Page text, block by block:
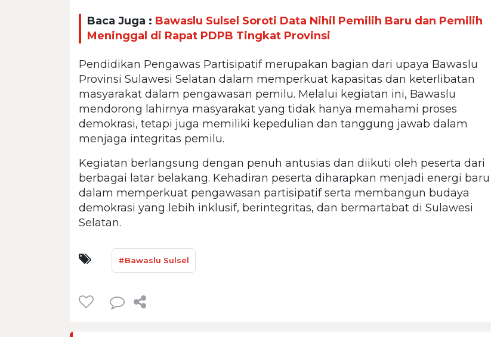
Baca Juga : Bawaslu Sulsel Soroti Data Nihil Pemilih Baru dan Pemilih
Meninggal di Rapat PDPB Tingkat Provinsi
Pendidikan Pengawas Partisipatif merupakan bagian dari upaya Bawaslu
Provinsi Sulawesi Selatan dalam memperkuat kapasitas dan keterlibatan
masyarakat dalam pengawasan pemilu. Melalui kegiatan ini, Bawaslu
mendorong lahirnya masyarakat yang tidak hanya memahami proses
demokrasi, tetapi juga memiliki kepedulian dan tanggung jawab dalam
menjaga integritas pemilu.
Kegiatan berlangsung dengan penuh antusias dan diikuti oleh peserta dari
berbagai latar belakang. Kehadiran peserta diharapkan menjadi energi baru
dalam memperkuat pengawasan partisipatif serta membangun budaya
demokrasi yang lebih inklusif, berintegritas, dan bermartabat di Sulawesi
Selatan.
#Bawaslu Sulsel